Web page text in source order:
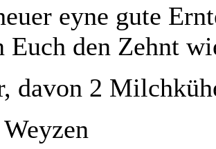
eyne gute
Euch den Zehnt
davon 2